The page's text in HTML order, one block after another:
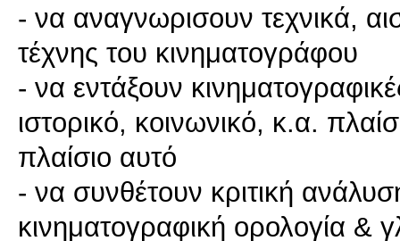
- να αναγνωρισουν τεχνικά,
τέχνης του κινηματογράφου
- να εντάξουν
ιστορικό, κοινωνικό, κ.α.
πλαίσιο αυτό
- να συνθέτουν κριτική
κινηματογραφική ορολογία &